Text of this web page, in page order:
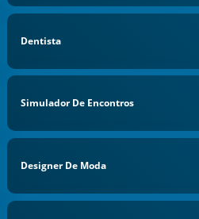
Dentista
Simulador De Encontros
Designer De Moda